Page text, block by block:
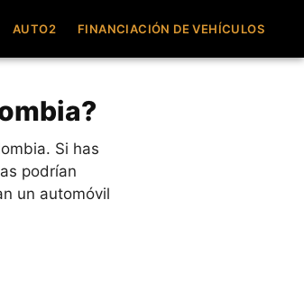
AUTO2 FINANCIACIÓN DE VEHÍCULOS
Si has
podrían
un automóvil